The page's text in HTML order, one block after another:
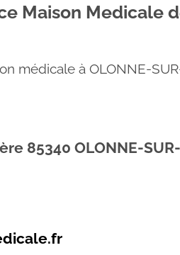
Maison Medicale
médicale à OLONNE-
85340 OLONNE-